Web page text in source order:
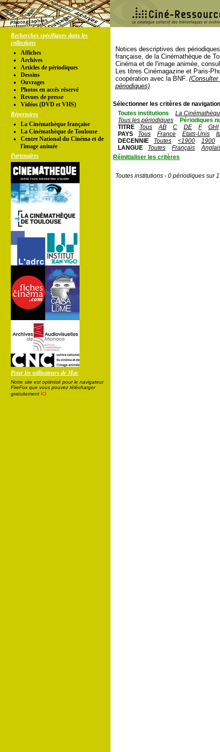
Recherches spécifiques dans les
collections
Affiches
Archives
Articles de périodiques
Dessins
Ouvrages
Photos en accés réservé
Revues de presse
Vidéos (DVD et VHS)
Répertoires
La Cinémathèque française
La Cinémathèque de Toulouse
Centre National du Cinéma et de
l'image animée
Partenaires
Pour les utilisateurs de Mac
Notre site est optimisé pour le navigateur
FireFox que vous pouvez télécharger
gratuitement ici
Notices descriptives des
française, de la Cinémathèque de
Cinéma et de l'image animée,
Les titres Cinémagazine et Paris-
coopération avec la BNF.
périodiques)
Sélectionner les critères de
Toutes institutions
La
Tous les périodiques
Périodiques
TITRE
Tous AB C DE F
GHI
PAYS
Tous France Etats-Unis
DECENNIE
Toutes <1900
1900
LANGUE
Toutes Français
Réinitialiser les critères
Toutes institutions - 0 périodiques sur